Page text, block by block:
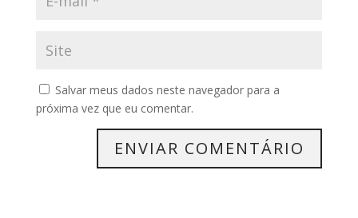
Salvar meus dados neste navegador para a
próxima vez que eu comentar.